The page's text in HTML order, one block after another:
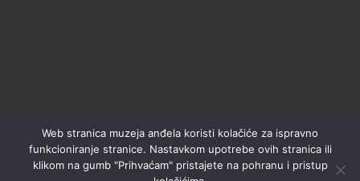
Web stranica muzeja anđela koristi kolačiće za ispravno
funkcioniranje stranice. Nastavkom upotrebe ovih stranica ili
klikom na gumb "Prihvaćam" pristajete na pohranu i pristup